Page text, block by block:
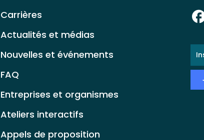
Carrières
Actualités et médias
Nouvelles et événements
FAQ
Entreprises et organismes
Ateliers interactifs
Appels de proposition
E-
*